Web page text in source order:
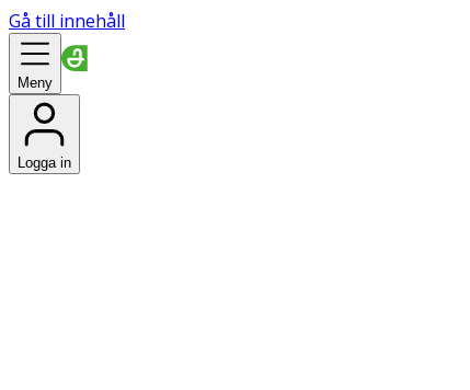
Gå till innehåll
Meny
Logga in